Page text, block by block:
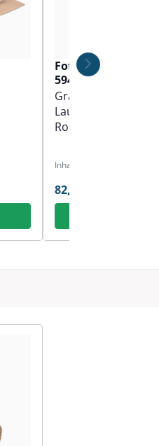
Fotopapier matt
594mm x 30m
Grammatur:
Laufmeter:
Rollenbreite:
Inhalt:
82,79 €